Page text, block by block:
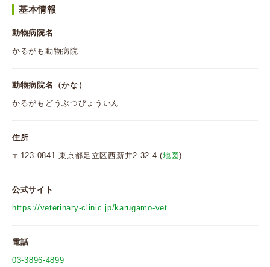
基本情報
動物病院名
かるがも動物病院
動物病院名（かな）
かるがもどうぶつびょういん
住所
〒123-0841 東京都足立区西新井2-32-4 (地図)
公式サイト
https://veterinary-clinic.jp/karugamo-vet
電話
03-3896-4899